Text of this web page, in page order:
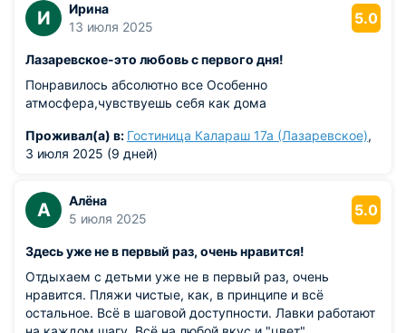
И
Ирина
13 июля 2025
5.0
Лазаревское-это любовь с первого дня!
Понравилось абсолютно все Особенно
атмосфера,чувствуешь себя как дома
Проживал(а) в: Гостиница Калараш 17а (Лазаревское),
3 июля 2025 (9 дней)
А
Алёна
5 июля 2025
5.0
Здесь уже не в первый раз, очень нравится!
Отдыхаем с детьми уже не в первый раз, очень
нравится. Пляжи чистые, как, в принципе и всё
остальное. Всё в шаговой доступности. Лавки работают